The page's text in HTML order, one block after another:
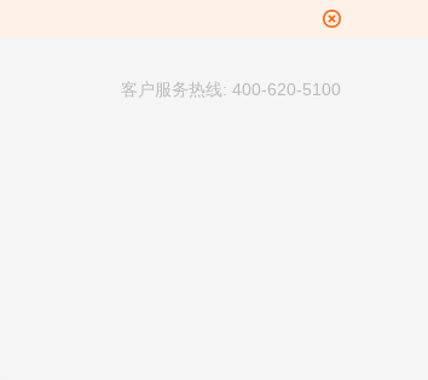
客户服务热线: 400-620-5100